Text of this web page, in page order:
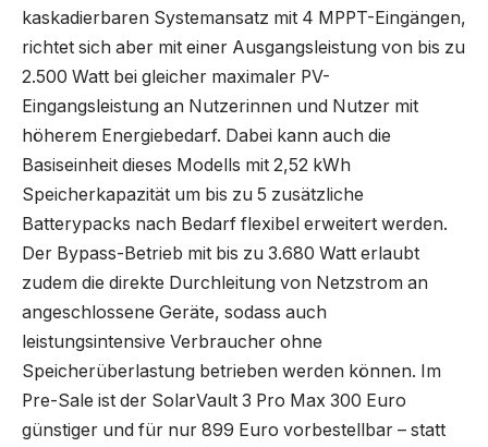
kaskadierbaren Systemansatz mit 4 MPPT-Eingängen,
richtet sich aber mit einer Ausgangsleistung von bis zu
2.500 Watt bei gleicher maximaler PV-
Eingangsleistung an Nutzerinnen und Nutzer mit
höherem Energiebedarf. Dabei kann auch die
Basiseinheit dieses Modells mit 2,52 kWh
Speicherkapazität um bis zu 5 zusätzliche
Batterypacks nach Bedarf flexibel erweitert werden.
Der Bypass-Betrieb mit bis zu 3.680 Watt erlaubt
zudem die direkte Durchleitung von Netzstrom an
angeschlossene Geräte, sodass auch
leistungsintensive Verbraucher ohne
Speicherüberlastung betrieben werden können. Im
Pre-Sale ist der SolarVault 3 Pro Max 300 Euro
günstiger und für nur 899 Euro vorbestellbar – statt